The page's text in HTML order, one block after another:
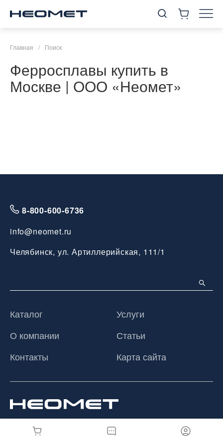
Главная / Поиск
Ферросплавы купить в
Москве | ООО «Неомет»
8-800-600-6736
info@neomet.ru
Челябинск, ул. Артиллерийская, 111/1
Каталог
Услуги
О компании
Статьи
Контакты
Карта сайта
© 2026 ООО «Неомет», Все права защищены